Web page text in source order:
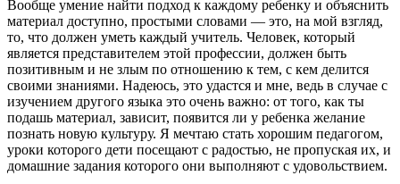
Вообще умение найти подход к каждому ребенку и объяснить
материал доступно, простыми словами — это, на мой взгляд,
то, что должен уметь каждый учитель. Человек, который
является представителем этой профессии, должен быть
позитивным и не злым по отношению к тем, с кем делится
своими знаниями. Надеюсь, это удастся и мне, ведь в случае с
изучением другого языка это очень важно: от того, как ты
подашь материал, зависит, появится ли у ребенка желание
познать новую культуру. Я мечтаю стать хорошим педагогом,
уроки которого дети посещают с радостью, не пропуская их, и
домашние задания которого они выполняют с удовольствием.